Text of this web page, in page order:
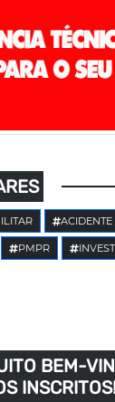
ACIDENTE
PMPR
BEM-